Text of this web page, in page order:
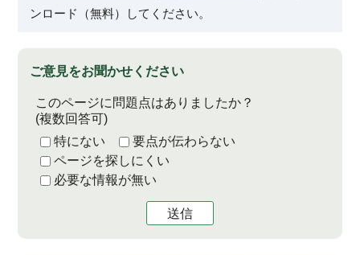
ンロード（無料）してください。
ご意見をお聞かせください
このページに問題点はありましたか？
(複数回答可)
特にない
要点が伝わらない
ページを探しにくい
必要な情報が無い
送信